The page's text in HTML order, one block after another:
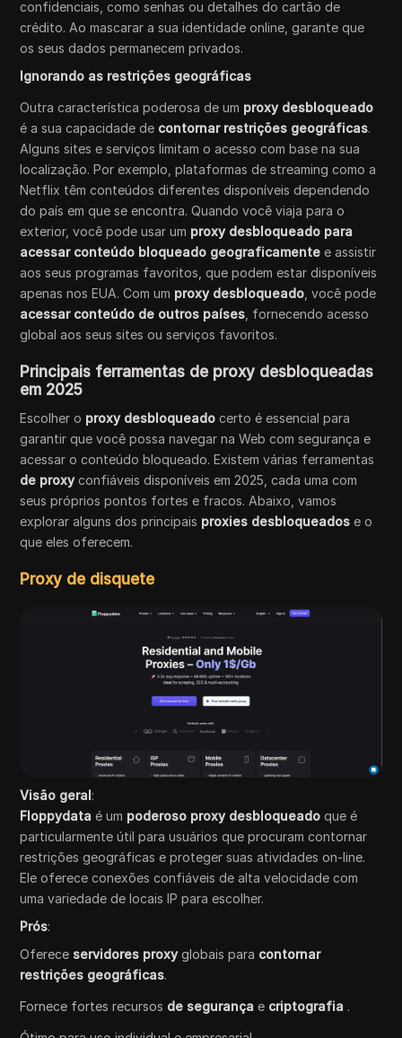
confidenciais, como senhas ou detalhes do cartão de
crédito. Ao mascarar a sua identidade online, garante que
os seus dados permanecem privados.
Ignorando as restrições geográficas
Outra característica poderosa de um proxy desbloqueado
é a sua capacidade de contornar restrições geográficas.
Alguns sites e serviços limitam o acesso com base na sua
localização. Por exemplo, plataformas de streaming como a
Netflix têm conteúdos diferentes disponíveis dependendo
do país em que se encontra. Quando você viaja para o
exterior, você pode usar um proxy desbloqueado para
acessar conteúdo bloqueado geograficamente e assistir
aos seus programas favoritos, que podem estar disponíveis
apenas nos EUA. Com um proxy desbloqueado , você pode
acessar conteúdo de outros países , fornecendo acesso
global aos seus sites ou serviços favoritos.
Principais ferramentas de proxy desbloqueadas
em 2025
Escolher o proxy desbloqueado certo é essencial para
garantir que você possa navegar na Web com segurança e
acessar o conteúdo bloqueado. Existem várias ferramentas
de proxyconfiáveis disponíveis em 2025, cada uma com
seus próprios pontos fortes e fracos. Abaixo, vamos
explorar alguns dos principais proxies desbloqueados e o
que eles oferecem.
Proxy de disquete
Visão geral:
Floppydata é um poderoso proxy desbloqueado que é
particularmente útil para usuários que procuram contornar
restrições geográficas e proteger suas atividades on-line.
Ele oferece conexões confiáveis de alta velocidade com
uma variedade de locais IP para escolher.
Prós:
Oferece servidores proxyglobais para contornar
restrições geográficas.
Fornece fortes recursos de segurança e criptografia .